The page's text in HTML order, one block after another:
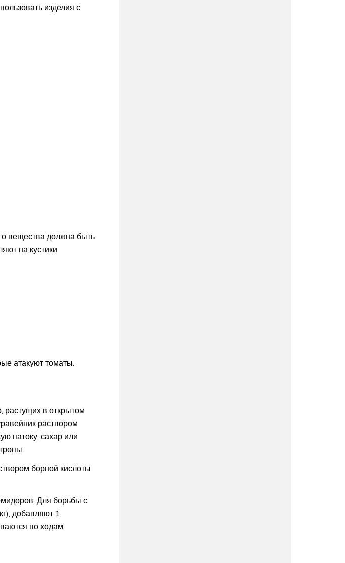
изделия с
вещества должна быть
на кустики
атакуют томаты.
растущих в открытом
раствором
патоку, сахар или
борной кислоты
Для борьбы с
добавляют 1
по ходам